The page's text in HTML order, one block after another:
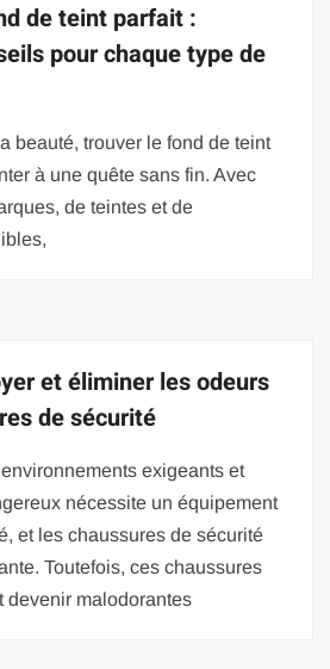
de teint parfait :
pour chaque type de
beauté, trouver le fond de teint
à une quête sans fin. Avec
de teintes et de
et éliminer les odeurs
de sécurité
exigeants et
nécessite un équipement
et les chaussures de sécurité
Toutefois, ces chaussures
devenir malodorantes